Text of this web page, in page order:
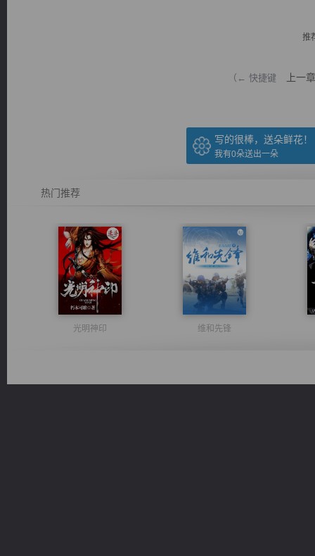
推
（← 快捷键 上一章
写的很棒，送朵鲜花！
我有0朵送出一朵
热门推荐
光明神印 维和先锋